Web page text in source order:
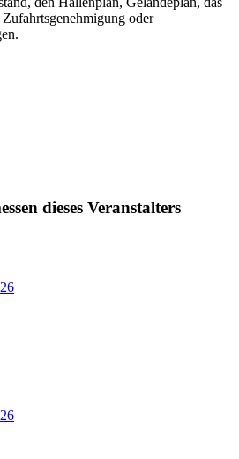
oder
dieses Veranstalters